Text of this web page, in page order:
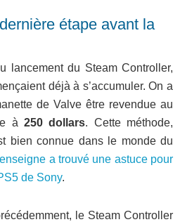
étape avant la
lancement du Steam Controller,
déjà à s’accumuler. On a
de Valve être revendue au
à 250 dollars. Cette méthode,
bien connue dans le monde du
a trouvé une astuce pour
de Sony.
le Steam Controller